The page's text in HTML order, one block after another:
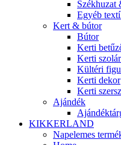
Székhuzat
Egyéb
Kert & bútor
Bútor
Kerti
Kerti
Kültéri
Kerti dekor
Kerti
Ajándék
KIKKERLAND
Napelemes